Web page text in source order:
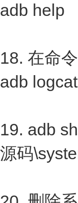
adb help
18. 在命
adb
19. adb
源码